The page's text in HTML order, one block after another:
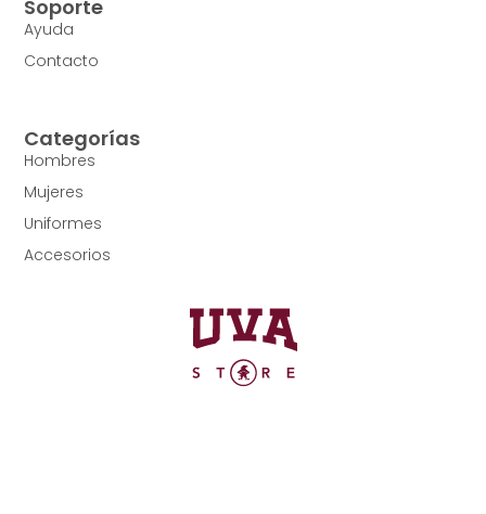
Categorías
Hombres
Mujeres
Uniformes
Accesorios
Soporte
Ayuda
Contacto